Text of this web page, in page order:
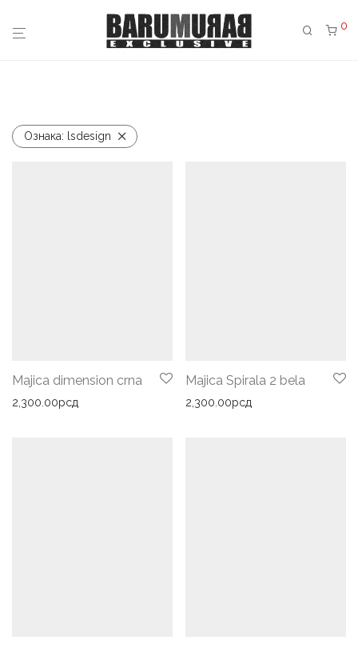
0
Ознака: lsdesign
Majica dimension crna
2,300.00рсд
Majica Spirala 2 bela
2,300.00рсд